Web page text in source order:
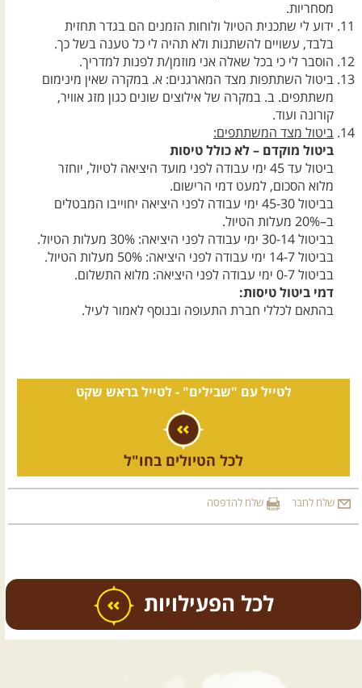
מסחריות.
ידוע לי שתכנית הטיול ולוחות הזמנים הם בגדר תחזית
בלבד, עשויים להשתנות ולא תהיה לי כל טענה בשל כך.
הוסבר לי כי בכל שאלה אני מוזמן/ת לפנות למדריך.
ביטול השתתפות מצד המארגנים: א. במקרה שאין מינימום
משתתפים. ב. במקרה של אילוצים שונים כגון מזג אוויר,
קורונה ועוד.
ביטול מצד המשתתפים:
ביטול מוקדם – לא כולל טיסות
ביטול עד 45 ימי עבודה לפני מועד היציאה לטיול, יוחזר
מלוא הסכום, למעט דמי הרישום.
בביטול 45-30 ימי עבודה לפני היציאה יחוייבו המבטלים
ב–20% מעלות הטיול.
בביטול 30-14 ימי עבודה לפני היציאה: 30% מעלות הטיול.
בביטול 14-7 ימי עבודה לפני היציאה: 50% מעלות הטיול.
בביטול 0-7 ימי עבודה לפני היציאה: מלוא התשלום.
דמי ביטול טיסות:
בהתאם לכללי חברת התעופה ובנוסף לאמור לעיל.
לטייל עם "שבילים" -לטייל בראש שקט
לכל הטיולים בחו"ל
שלח לחבר שלח להדפסה
כל הפעילויות
טיולים מודרכים בארץ